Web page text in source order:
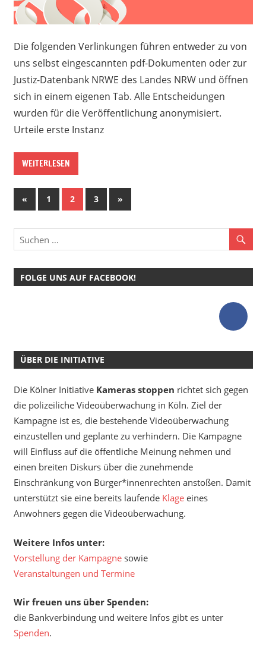
Die folgenden Verlinkungen führen entweder zu von
uns selbst eingescannten pdf-Dokumenten oder zur
Justiz-Datenbank NRWE des Landes NRW und öffnen
sich in einem eigenen Tab. Alle Entscheidungen
wurden für die Veröffentlichung anonymisiert.
Urteile erste Instanz
WEITERLESEN
Seitennummerierung
Beiträge
«Vorherige
Beiträge
1 2 3
Nächste
Beiträge
»
FOLGE UNS AUF FACEBOOK!
ÜBER DIE INITIATIVE
Die Kölner Initiative Kameras stoppen richtet sich gegen
die polizeiliche Videoüberwachung in Köln. Ziel der
Kampagne ist es, die bestehende Videoüberwachung
einzustellen und geplante zu verhindern. Die Kampagne
will Einfluss auf die öffentliche Meinung nehmen und
einen breiten Diskurs über die zunehmende
Einschränkung von Bürger*innenrechten anstoßen. Damit
unterstützt sie eine bereits laufende Klageeines
Anwohners gegen die Videoüberwachung.
Weitere Infos unter:
Vorstellung der Kampagne sowie
Veranstaltungen und Termine
Wir freuen uns über Spenden:
die Bankverbindung und weitere Infos gibt es unter
Spenden.